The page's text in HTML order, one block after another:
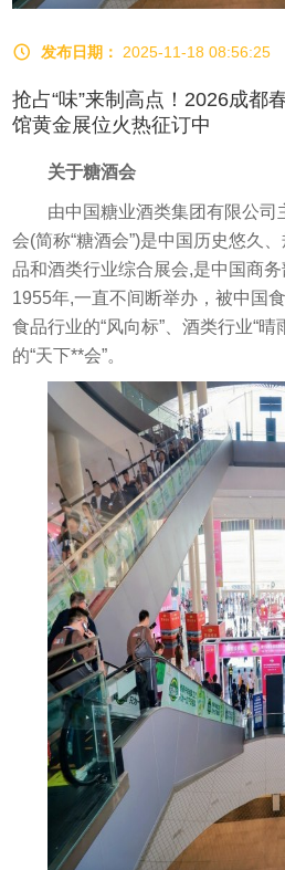
发布日期： 2025-11-18 08:56:25
抢占“味”来制高点！2026成都
馆黄金展位火热征订中
关于糖酒会
由中国糖业酒类集团有限公司
会(简称“糖酒会”)是中国历史悠久
品和酒类行业综合展会,是中国商
1955年,一直不间断举办，被中国
食品行业的“风向标”、酒类行业“
的“天下**会”。